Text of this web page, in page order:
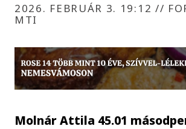
2026. FEBRUÁR 3. 19:12 //
MTI
Molnár Attila 45.01